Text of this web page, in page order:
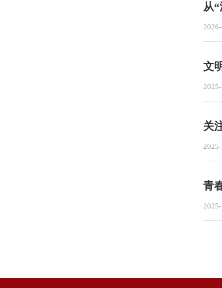
从
文
关
青